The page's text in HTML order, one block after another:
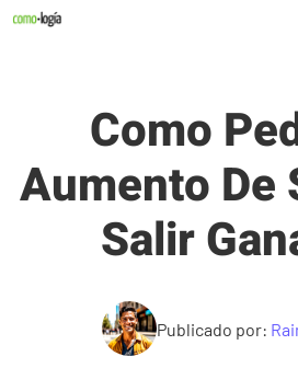
Saltar
Como
Aumento De
Salir
Publicado por: